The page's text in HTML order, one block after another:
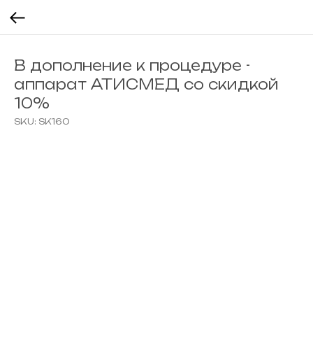
В дополнение к процедуре -
аппарат АТИСМЕД со скидкой
10%
SKU: SK160